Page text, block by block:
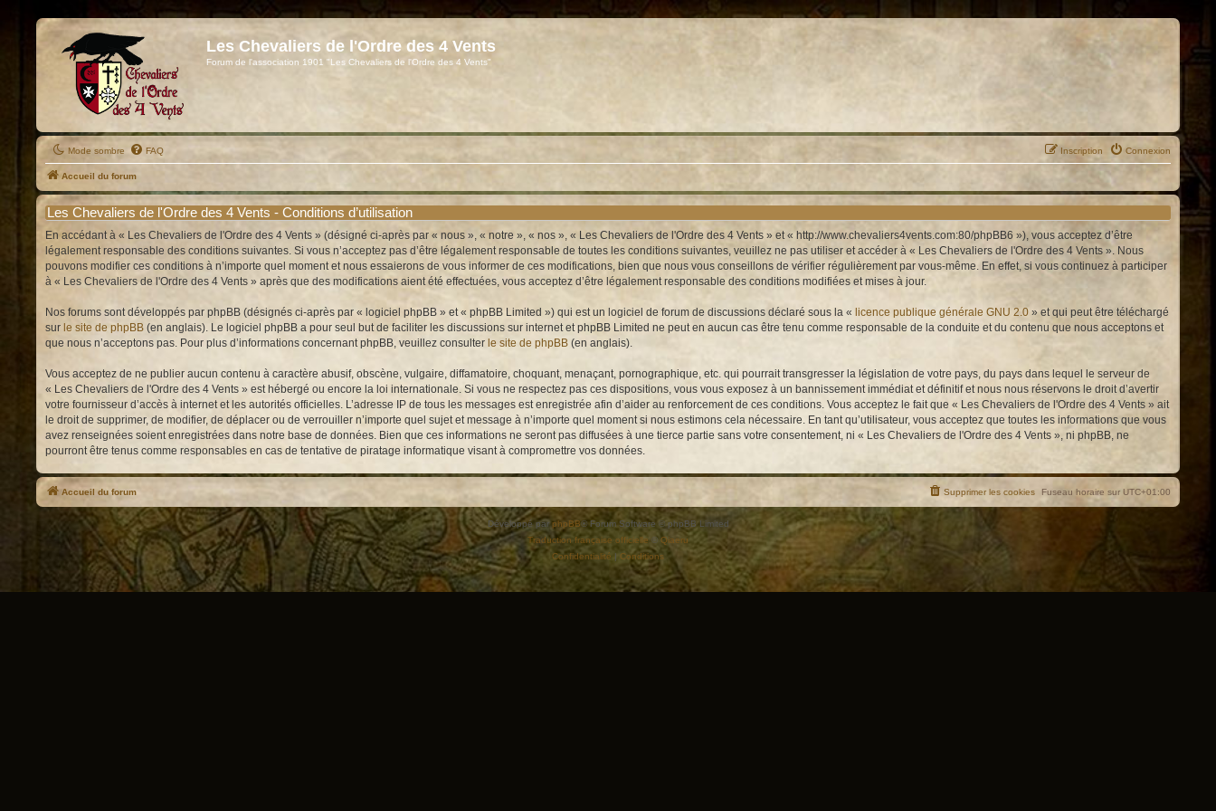
Les Chevaliers de l'Ordre des 4 Vents
Forum de l'association 1901 "Les Chevaliers de l'Ordre des 4 Vents"
Mode sombre FAQ Connexion
Inscription
Accueil du forum
Les Chevaliers de l'Ordre des 4 Vents - Conditions d’utilisation
En accédant à « Les Chevaliers de l'Ordre des 4 Vents » (désigné ci-après par « nous », « notre », « nos », « Les Chevaliers de l'Ordre des 4 Vents » et « http://www.chevaliers4vents.com:80/phpBB6 »), vous acceptez d’être
légalement responsable des conditions suivantes. Si vous n’acceptez pas d’être légalement responsable de toutes les conditions suivantes, veuillez ne pas utiliser et accéder à « Les Chevaliers de l'Ordre des 4 Vents ». Nous
pouvons modifier ces conditions à n’importe quel moment et nous essaierons de vous informer de ces modifications, bien que nous vous conseillons de vérifier régulièrement par vous-même. En effet, si vous continuez à participer
à « Les Chevaliers de l'Ordre des 4 Vents » après que des modifications aient été effectuées, vous acceptez d’être légalement responsable des conditions modifiées et mises à jour.
Nos forums sont développés par phpBB (désignés ci-après par « logiciel phpBB » et « phpBB Limited ») qui est un logiciel de forum de discussions déclaré sous la « licence publique générale GNU 2.0 » et qui peut être téléchargé
sur le site de phpBB (en anglais). Le logiciel phpBB a pour seul but de faciliter les discussions sur internet et phpBB Limited ne peut en aucun cas être tenu comme responsable de la conduite et du contenu que nous acceptons et
que nous n’acceptons pas. Pour plus d’informations concernant phpBB, veuillez consulter le site de phpBB (en anglais).
Vous acceptez de ne publier aucun contenu à caractère abusif, obscène, vulgaire, diffamatoire, choquant, menaçant, pornographique, etc. qui pourrait transgresser la législation de votre pays, du pays dans lequel le serveur de
« Les Chevaliers de l'Ordre des 4 Vents » est hébergé ou encore la loi internationale. Si vous ne respectez pas ces dispositions, vous vous exposez à un bannissement immédiat et définitif et nous nous réservons le droit d’avertir
votre fournisseur d’accès à internet et les autorités officielles. L’adresse IP de tous les messages est enregistrée afin d’aider au renforcement de ces conditions. Vous acceptez le fait que « Les Chevaliers de l'Ordre des 4 Vents » ait
le droit de supprimer, de modifier, de déplacer ou de verrouiller n’importe quel sujet et message à n’importe quel moment si nous estimons cela nécessaire. En tant qu’utilisateur, vous acceptez que toutes les informations que vous
avez renseignées soient enregistrées dans notre base de données. Bien que ces informations ne seront pas diffusées à une tierce partie sans votre consentement, ni « Les Chevaliers de l'Ordre des 4 Vents », ni phpBB, ne
pourront être tenus comme responsables en cas de tentative de piratage informatique visant à compromettre vos données.
Accueil du forum Fuseau horaire sur UTC+01:00
Supprimer les cookies
Développé parphpBB® Forum Software © phpBB Limited
Traduction française officielle ©Qiaeru
Confidentialité | Conditions